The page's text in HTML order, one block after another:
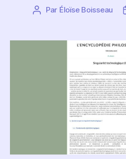
Auteur
Par Éloïse Boisseau